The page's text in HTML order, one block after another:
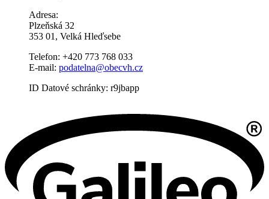
Adresa:
Plzeňská 32
353 01, Velká Hleďsebe
Telefon: +420 773 768 033
E-mail: podatelna@obecvh.cz
ID Datové schránky: r9jbapp